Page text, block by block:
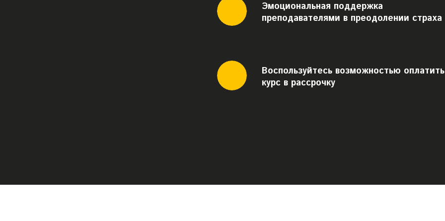
Эмоциональная поддержка
преподавателями в преодолении страха
Воспользуйтесь возможностью оплатить
курс в рассрочку